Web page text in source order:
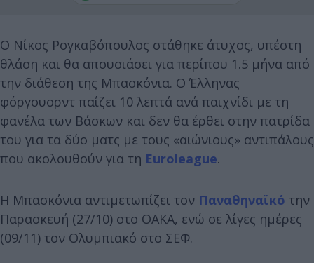
Ο Νίκος Ρογκαβόπουλος στάθηκε άτυχος, υπέστη
θλάση και θα απουσιάσει για περίπου 1.5 μήνα από
την διάθεση της Μπασκόνια. Ο Έλληνας
φόργουορντ παίζει 10 λεπτά ανά παιχνίδι με τη
φανέλα των Βάσκων και δεν θα έρθει στην πατρίδα
του για τα δύο ματς με τους «αιώνιους» αντιπάλους
που ακολουθούν για τη Euroleague.
Η Μπασκόνια αντιμετωπίζει τον Παναθηναϊκό την
Παρασκευή (27/10) στο ΟΑΚΑ, ενώ σε λίγες ημέρες
(09/11) τον Ολυμπιακό στο ΣΕΦ.